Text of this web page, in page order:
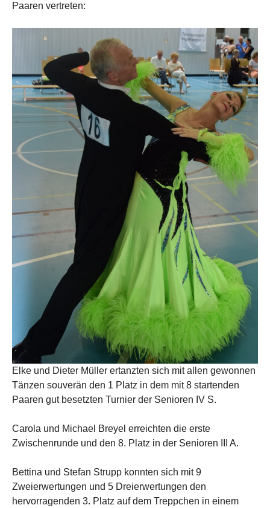
Paaren vertreten:
Elke und Dieter Müller ertanzten sich mit allen gewonnen
Tänzen souverän den 1 Platz in dem mit 8 startenden
Paaren gut besetzten Turnier der Senioren IV S.
Carola und Michael Breyel erreichten die erste
Zwischenrunde und den 8. Platz in der Senioren III A.
Bettina und Stefan Strupp konnten sich mit 9
Zweierwertungen und 5 Dreierwertungen den
hervorragenden 3. Platz auf dem Treppchen in einem